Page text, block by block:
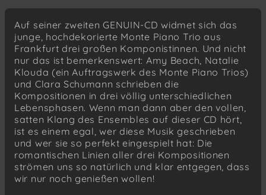
Allegro moderato
Scherzo. Tempo di Menuetto
Andante
Allegretto
Auf seiner zweiten GENUIN-CD widmet sich das
junge, hochdekorierte Monte Piano Trio aus
Frankfurt drei großen Komponistinnen. Und nicht
nur das ist bemerkenswert: Amy Beach, Natalie
Klouda (ein Auftragswerk des Monte Piano Trios)
und Clara Schumann schrieben die
Kompositionen in drei völlig unterschiedlichen
Lebensphasen. Wenn man dann aber den vollen,
satten Klang des Ensembles auf dieser CD hört,
ist es einem egal, wer diese Musik geschrieben
und wer sie so perfekt eingespielt hat: Die
romantischen Linien aller drei Kompositionen
strömen uns so natürlich und klar entgegen, dass
wir nur noch genießen wollen!